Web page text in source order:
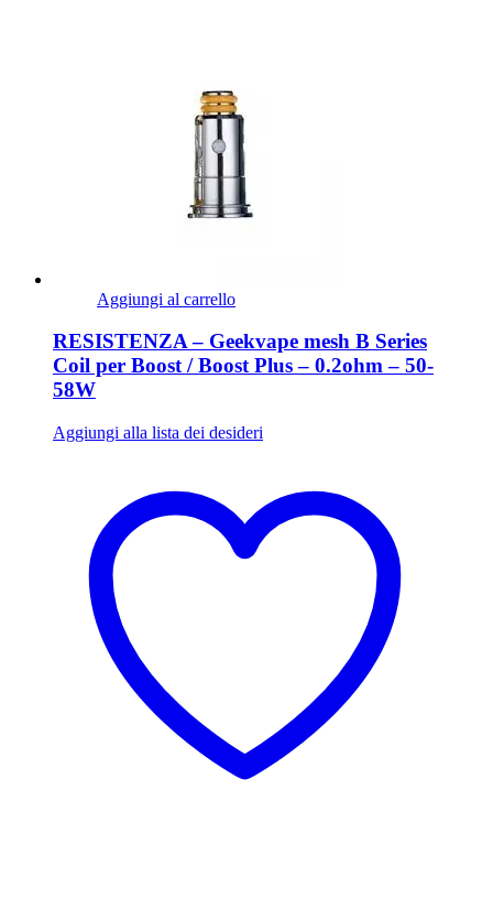
Aggiungi al carrello
RESISTENZA – Geekvape mesh B Series
Coil per Boost / Boost Plus – 0.2ohm – 50-
58W
Aggiungi alla lista dei desideri